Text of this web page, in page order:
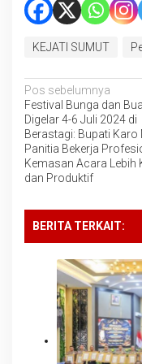
KEJATI SUMUT
Navigasi
pos
Pos sebelumnya
Festival Bunga dan
Digelar 4-6 Juli 2024 di
Berastagi: Bupati Karo
Panitia Bekerja
Kemasan Acara Lebih
dan Produktif
BERITA TERKAIT: